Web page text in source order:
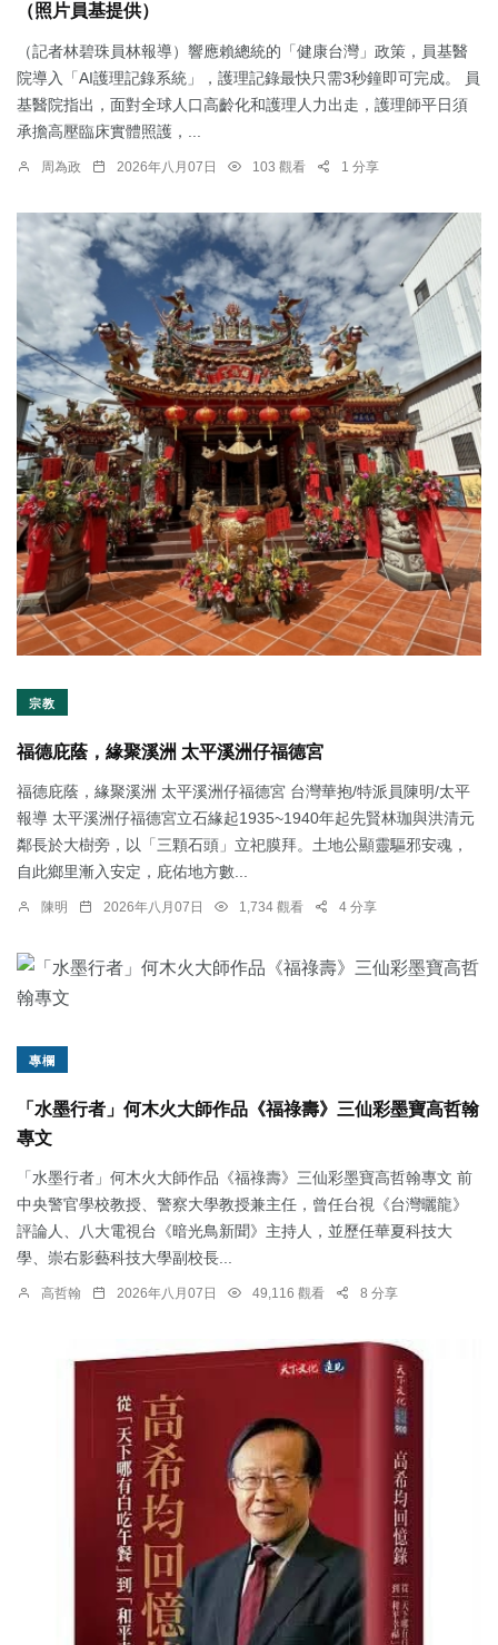
（照片員基提供）
（記者林碧珠員林報導）響應賴總統的「健康台灣」政策，員基醫
院導入「AI護理記錄系統」，護理記錄最快只需3秒鐘即可完成。 員
基醫院指出，面對全球人口高齡化和護理人力出走，護理師平日須
承擔高壓臨床實體照護，...
周為政 2026年八月07日 103 觀看 1 分享
宗教
福德庇蔭，緣聚溪洲 太平溪洲仔福德宮
福德庇蔭，緣聚溪洲 太平溪洲仔福德宮 台灣華抱/特派員陳明/太平
報導 太平溪洲仔福德宮立石緣起1935~1940年起先賢林珈與洪清元
鄰長於大樹旁，以「三顆石頭」立祀膜拜。土地公顯靈驅邪安魂，
自此鄉里漸入安定，庇佑地方數...
陳明 2026年八月07日 1,734 觀看 4 分享
專欄
「水墨行者」何木火大師作品《福祿壽》三仙彩墨寶高哲翰
專文
「水墨行者」何木火大師作品《福祿壽》三仙彩墨寶高哲翰專文 前
中央警官學校教授、警察大學教授兼主任，曾任台視《台灣曬龍》
評論人、八大電視台《暗光鳥新聞》主持人，並歷任華夏科技大
學、崇右影藝科技大學副校長...
高哲翰 2026年八月07日 49,116 觀看 8 分享